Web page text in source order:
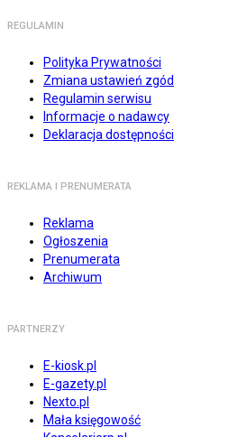
REGULAMIN
Polityka Prywatności
Zmiana ustawień zgód
Regulamin serwisu
Informacje o nadawcy
Deklaracja dostępności
REKLAMA I PRENUMERATA
Reklama
Ogłoszenia
Prenumerata
Archiwum
PARTNERZY
E-kiosk.pl
E-gazety.pl
Nexto.pl
Mała księgowość